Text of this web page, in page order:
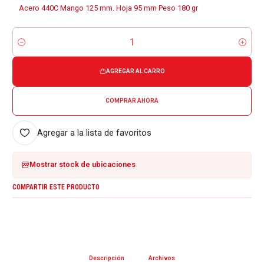
Acero 440C Mango 125 mm. Hoja 95 mm Peso 180 gr
Cantidad
AGREGAR AL CARRO
COMPRAR AHORA
Agregar a la lista de favoritos
Mostrar stock de ubicaciones
COMPARTIR ESTE PRODUCTO
Descripción Archivos